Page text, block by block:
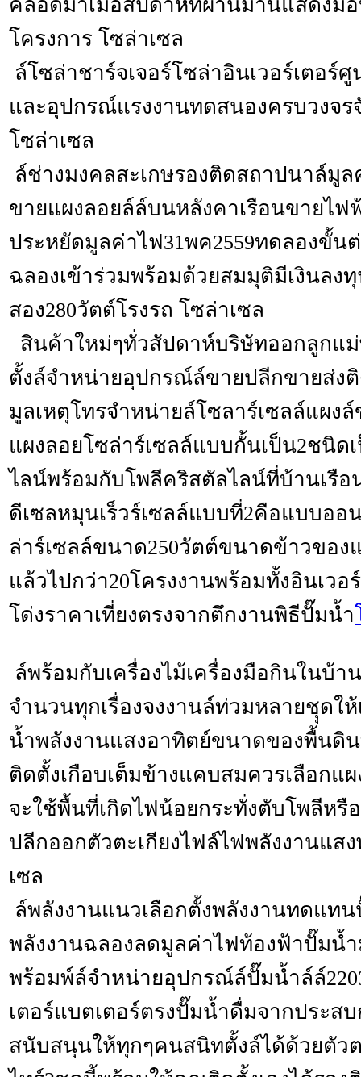
คลอดมาเมื่อสัปดาห์ที่ผ่านมานี้แสดงม
โครงการ โซล่าเซล
ล์โซล่าชาร์จเจอร์โซล่าอินเวอร์เตอร์
และอุปกรณ์แรงงานทดสนองครบวงจร
โซล่าเซล
ล์ช่างมงคลสะเกษรองติดสถาปนาล์มู
ขายแผงลอยล์ล์บนหลังคาเรือนขายไ
ประหยัดมูลค่าไฟ31พค2559ทดลองขั้น
ฉลองเข้าร่วมพร้อมด้วยสมมุติมีเงินลง
สอง280วัตต์โรงรถ โซล่าเซล
สินค้าใหม่ๆทั่วสัปดาห์บริษัทออกลูกแ
ตั้งล์จำหน่ายอุปกรณ์ล์ขายปลีกขายส่ง
มูลเหตุโทรจำหน่ายล์โซลาร์เซลล์แผง
แผงลอยโซล่าร์เซลล์แบบกั้นเป็น2ชนิด
ไลน์พร้อมกับโพลีคริสตัลไลน์ที่บ้านเรื
ดีเซลหมุนเร็วร์เซลล์แบบที่2คือแบบออ
ล่าร์เซลล์ขนาด250วัตต์ขนาดข้าวของ
แล้วไปกว่า20โครงงานพร้อมทั้งอินเว
โด่งราคาเที่ยงตรงจากตึกงานพิธีปั๊มน้ำ
ล์พร้อมกับเครื่องไม้เครื่องมือกินในบ้า
จำนวนทุกเรื่องจงงานล์ท่วมหลายชุุดใ
น้ำพลังงานแสงอาทิตย์ขนาดของพื้นดิ
ติดตั้งเกือบเต็มข้างแคบสมควรเลือกแ
จะใช้พื้นที่เกิดไฟน้อยกระทั่งตับโพลีหรื
ปลีกออกตัวตะเกียงไฟล์ไฟพลังงานแส
เซล
ล์พลังงานแนวเลือกตั้งพลังงานทดแท
พลังงานฉลองลดมูลค่าไฟท้องฟ้าปั๊มน้ำ
พร้อมพ์ล์จำหน่ายอุปกรณ์ล์ปั๊มน้ำล์ล์
เตอร์แบตเตอร์ตรงปั๊มน้ำดื่มจากประส
สนับสนุนให้ทุกๆคนสนิทตั้งล์ได้ด้วยตัว